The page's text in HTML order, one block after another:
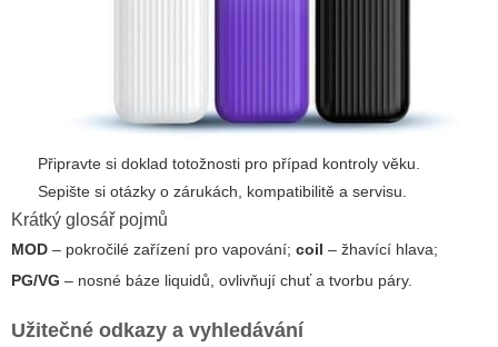
Připravte si doklad totožnosti pro případ kontroly věku.
Sepište si otázky o zárukách, kompatibilitě a servisu.
Krátký glosář pojmů
MOD – pokročilé zařízení pro vapování; coil – žhavící hlava;
PG/VG – nosné báze liquidů, ovlivňují chuť a tvorbu páry.
Užitečné odkazy a vyhledávání